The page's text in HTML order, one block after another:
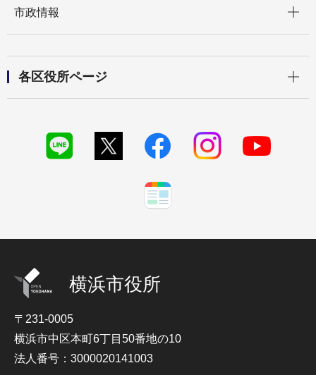
市政情報
各区役所ページ
横浜市役所
〒231-0005
横浜市中区本町6丁目50番地の10
法人番号：3000020141003